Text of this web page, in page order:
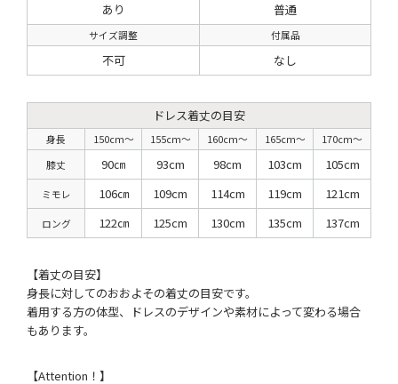
あり 普通
サイズ調整 付属品
不可 なし
ドレス着丈の目安
身長 150cm〜 155cm〜 160cm〜 165cm〜
170cm〜
膝丈
90㎝ 93cm 98cm 103cm 105cm
ミモレ 106㎝ 109cm 114cm 119cm 121cm
ロング 122㎝ 125cm 130cm 135cm 137cm
【着丈の目安】
身長に対してのおおよその着丈の目安です。
着用する方の体型、ドレスのデザインや素材によって変わる場合
もあります。
【Attention！】